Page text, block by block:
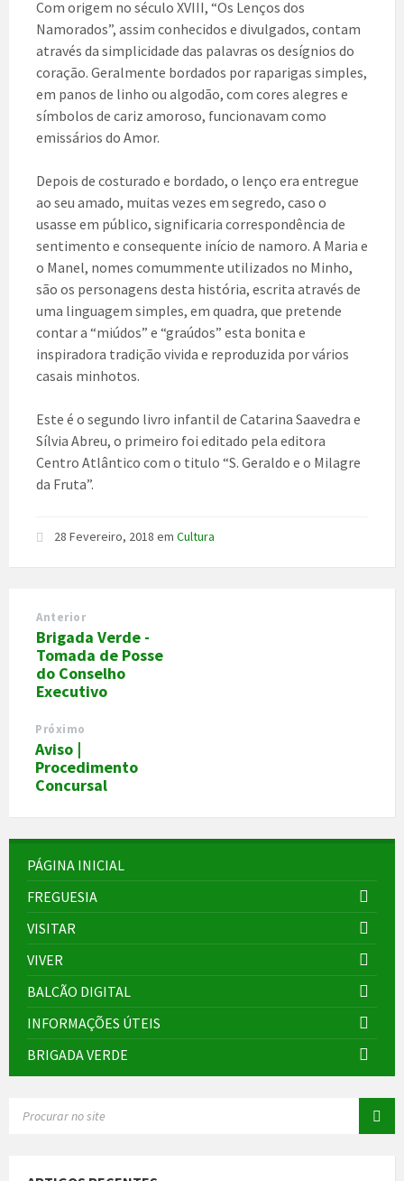
Com origem no século XVIII, “Os Lenços dos
Namorados”, assim conhecidos e divulgados, contam
através da simplicidade das palavras os desígnios do
coração. Geralmente bordados por raparigas simples,
em panos de linho ou algodão, com cores alegres e
símbolos de cariz amoroso, funcionavam como
emissários do Amor.
Depois de costurado e bordado, o lenço era entregue
ao seu amado, muitas vezes em segredo, caso o
usasse em público, significaria correspondência de
sentimento e consequente início de namoro. A Maria e
o Manel, nomes comummente utilizados no Minho,
são os personagens desta história, escrita através de
uma linguagem simples, em quadra, que pretende
contar a “miúdos” e “graúdos” esta bonita e
inspiradora tradição vivida e reproduzida por vários
casais minhotos.
Este é o segundo livro infantil de Catarina Saavedra e
Sílvia Abreu, o primeiro foi editado pela editora
Centro Atlântico com o titulo “S. Geraldo e o Milagre
da Fruta”.
28 Fevereiro, 2018 em Cultura
Anterior
Brigada Verde -
Tomada de Posse
do Conselho
Executivo
Próximo
Aviso |
Procedimento
Concursal
PÁGINA INICIAL
FREGUESIA
VISITAR
VIVER
BALCÃO DIGITAL
INFORMAÇÕES ÚTEIS
BRIGADA VERDE